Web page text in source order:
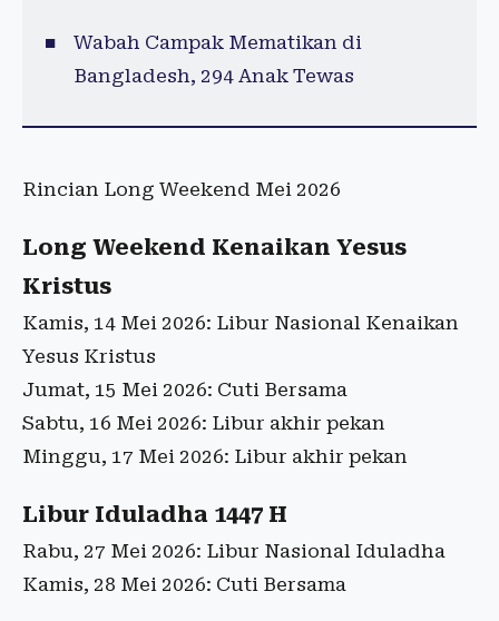
Wabah Campak Mematikan di
Bangladesh, 294 Anak Tewas
Rincian Long Weekend Mei 2026
Long Weekend Kenaikan Yesus
Kristus
Kamis, 14 Mei 2026: Libur Nasional Kenaikan
Yesus Kristus
Jumat, 15 Mei 2026: Cuti Bersama
Sabtu, 16 Mei 2026: Libur akhir pekan
Minggu, 17 Mei 2026: Libur akhir pekan
Libur Iduladha 1447 H
Rabu, 27 Mei 2026: Libur Nasional Iduladha
Kamis, 28 Mei 2026: Cuti Bersama